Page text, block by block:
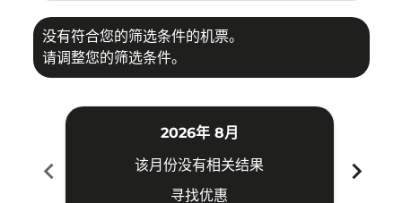
没有符合您的筛选条件的机票。
请调整您的筛选条件。
chevron_left
2026年 8月
该月份没有相关结果
寻找优惠
chevron_right